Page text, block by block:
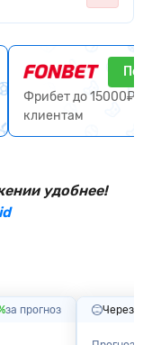
Фрибет до 15000₽
клиентам
удобнее!
за прогноз Через